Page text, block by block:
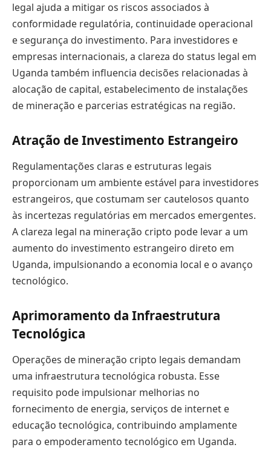
legal ajuda a mitigar os riscos associados à
conformidade regulatória, continuidade operacional
e segurança do investimento. Para investidores e
empresas internacionais, a clareza do status legal em
Uganda também influencia decisões relacionadas à
alocação de capital, estabelecimento de instalações
de mineração e parcerias estratégicas na região.
Atração de Investimento Estrangeiro
Regulamentações claras e estruturas legais
proporcionam um ambiente estável para investidores
estrangeiros, que costumam ser cautelosos quanto
às incertezas regulatórias em mercados emergentes.
A clareza legal na mineração cripto pode levar a um
aumento do investimento estrangeiro direto em
Uganda, impulsionando a economia local e o avanço
tecnológico.
Aprimoramento da Infraestrutura
Tecnológica
Operações de mineração cripto legais demandam
uma infraestrutura tecnológica robusta. Esse
requisito pode impulsionar melhorias no
fornecimento de energia, serviços de internet e
educação tecnológica, contribuindo amplamente
para o empoderamento tecnológico em Uganda.